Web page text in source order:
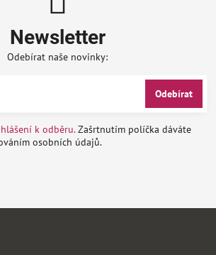
Newsletter
Odebírat naše novinky:
Odebírat
k odběru.Zašrtnutím políčka dáváte
osobních údajů.